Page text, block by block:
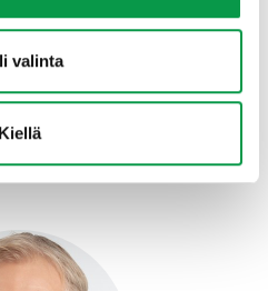
valinta
Kiellä
ja
osoitteeseen
1.3.2026.